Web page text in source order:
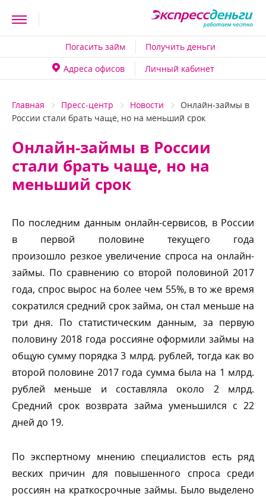
Погасить займ
Получить деньги
Адреса офисо
Личный кабинет
Главная Пресс-центр Новости
Онлайн-займы
России стали брать чаще, но на меньший срок
Онлайн-займы в России
стали брать чаще, но на
меньший срок
По последним данным онлайн-сервисов, в России
первой половине текущего года
произошло резкое увеличение спроса на онлайн-
займы. По сравнению со второй половиной 2017
ода, спрос вырос на более чем 55%, в то же время
сократился средний срок займа, он стал меньше на
три дня. По статистическим данным, за первую
половину 2018 года россияне оформили займы на
общую сумму порядка 3 млрд. рублей, тогда как во
торой половине 2017 года сумма была на 1 млрд.
рублей меньше и составляла около 2 млрд.
Средний срок возврата займа уменьшился с 22
дней до 19.
По экспертному мнению специалистов есть ряд
еских причин для повышенного спроса среди
россиян на краткосрочные займы. Было выделено